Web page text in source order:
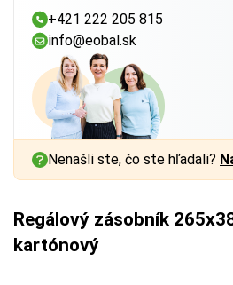
+421 222 205 815
info@eobal.sk
Nenašli ste, čo ste hľadali?
Regálový zásobník
kartónový